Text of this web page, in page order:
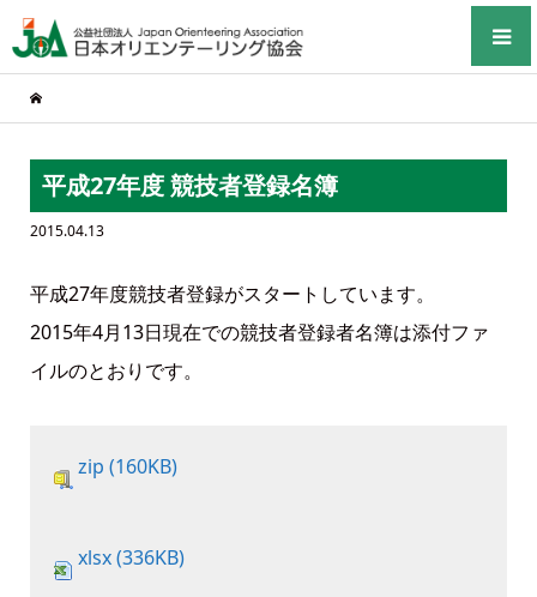
平成27年度 競技者登録名簿
2015.04.13
平成27年度競技者登録がスタートしています。
2015年4月13日現在での競技者登録者名簿は添付ファ
イルのとおりです。
zip (160KB)
xlsx (336KB)